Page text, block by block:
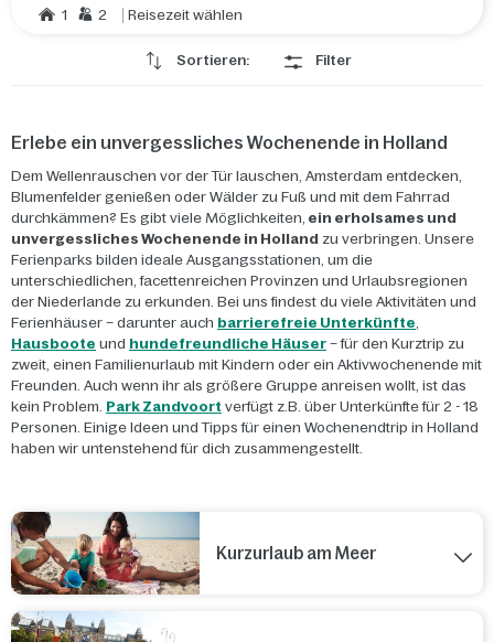
1
2 Reisezeit wählen
Sortieren: Filter
Erlebe ein unvergessliches Wochenende in Holland
Dem Wellenrauschen vor der Tür lauschen, Amsterdam entdecken,
Blumenfelder genießen oder Wälder zu Fuß und mit dem Fahrrad
durchkämmen? Es gibt viele Möglichkeiten, ein erholsames und
unvergessliches Wochenende in Holland zu verbringen. Unsere
Ferienparks bilden ideale Ausgangsstationen, um die
unterschiedlichen, facettenreichen Provinzen und Urlaubsregionen
der Niederlande zu erkunden. Bei uns findest du viele Aktivitäten und
Ferienhäuser – darunter auch barrierefreie Unterkünfte,
Hausboote und hundefreundliche Häuser – für den Kurztrip zu
zweit, einen Familienurlaub mit Kindern oder ein Aktivwochenende mit
Freunden. Auch wenn ihr als größere Gruppe anreisen wollt, ist das
kein Problem. Park Zandvoort verfügt z.B. über Unterkünfte für 2 - 18
Personen. Einige Ideen und Tipps für einen Wochenendtrip in Holland
haben wir untenstehend für dich zusammengestellt.
Kurzurlaub am Meer